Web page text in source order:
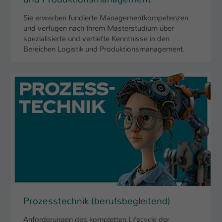
Sie erwerben fundierte Managementkompetenzen
und verfügen nach Ihrem Masterstudium über
spezialisierte und vertiefte Kenntnisse in den
Bereichen Logistik und Produktionsmanagement.
Prozesstechnik (berufsbegleitend)
Anforderungen des kompletten Lifecycle der